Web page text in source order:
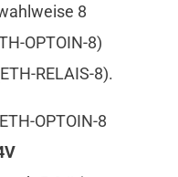
8
OPTOIN-8)
RELAIS-8).
OPTOIN-8